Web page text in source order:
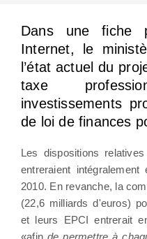
Dans une fiche
Internet, le
l’état actuel du
taxe
investissements
de loi de finances
Les dispositions
entreraient
2010. En revanche, la
(22,6 milliards d'euros)
et leurs EPCI entrerait
«afin de permettre à